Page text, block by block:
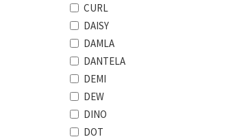
CURL
DAISY
DAMLA
DANTELA
DEMI
DEW
DINO
DOT